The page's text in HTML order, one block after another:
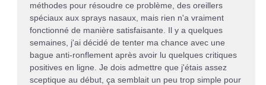
méthodes pour résoudre ce problème, des oreillers
spéciaux aux sprays nasaux, mais rien n'a vraiment
fonctionné de manière satisfaisante. Il y a quelques
semaines, j'ai décidé de tenter ma chance avec une
bague anti-ronflement après avoir lu quelques critiques
positives en ligne. Je dois admettre que j'étais assez
sceptique au début, ça semblait un peu trop simple pour